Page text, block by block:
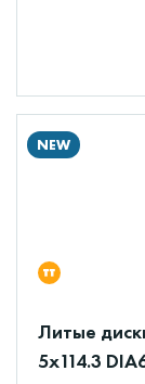
NEW
Литые
5x114.3